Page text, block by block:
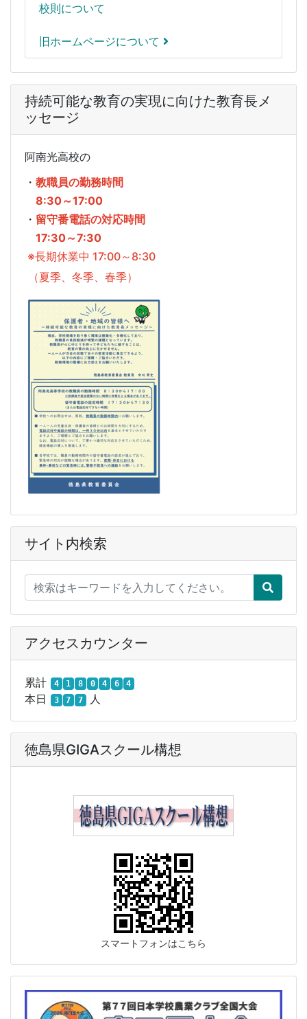
校則について
旧ホームページについて
持続可能な教育の実現に向けた教育長メ
ッセージ
阿南光高校の
・ 教職員の勤務時間
8:30～17:00
・ 留守番電話の対応時間
17:30～7:30
※長期休業中 17:00～8:30
（夏季、冬季、春季）
サイト内検索
アクセスカウンター
累計 4 1 8 0 4 6 4
本日 3 7 7 人
徳島県GIGAスクール構想
スマートフォンはこちら